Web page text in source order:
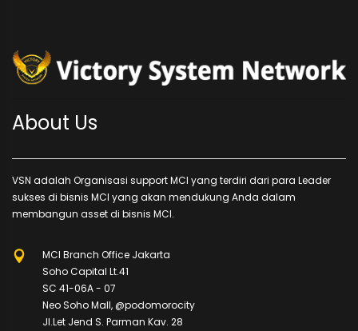
About Us
VSN adalah Organisasi support MCI yang terdiri dari para Leader
sukses di bisnis MCI yang akan mendukung Anda dalam
membangun asset di bisnis MCI.
MCI Branch Office Jakarta
Soho Capital Lt.41
SC 41-06A - 07
Neo Soho Mall, @podomorocity
Jl.Let Jend S. Parman Kav. 28